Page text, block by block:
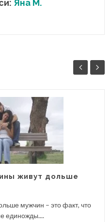
Яна М.
живут дольше
мужчин – это факт, что
единожды....